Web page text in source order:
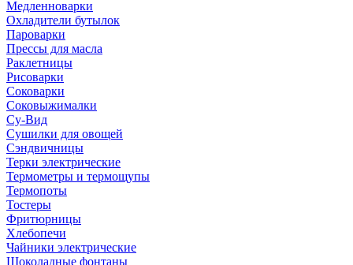
Медленноварки
Охладители бутылок
Пароварки
Прессы для масла
Раклетницы
Рисоварки
Соковарки
Соковыжималки
Су-Вид
Сушилки для овощей
Сэндвичницы
Терки электрические
Термометры и термощупы
Термопоты
Тостеры
Фритюрницы
Хлебопечи
Чайники электрические
Шоколадные фонтаны